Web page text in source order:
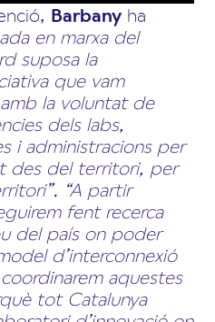
Barbany ha
en marxa del
suposa la
que vam
la voluntat de
dels labs,
i administracions per
des del territori, per
“A partir
fent recerca
del país on poder
d’interconnexió
aquestes
tot Catalunya